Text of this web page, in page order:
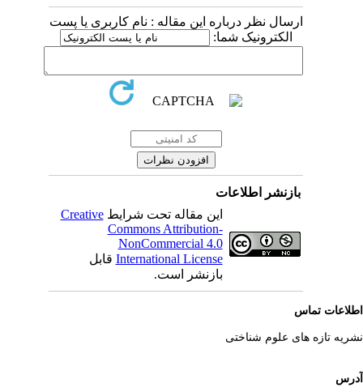
ارسال نظر درباره این مقاله : نام کاربری یا پست
الکترونیک شما:
بازنشر اطلاعات
این مقاله تحت شرایطCreative
Commons Attribution-
NonCommercial 4.0
International Licenseقابل
بازنشر است.
تماس
تازه های علوم شناختی